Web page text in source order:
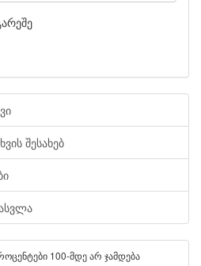
შესახებ
100-მდე არ ჯამდება